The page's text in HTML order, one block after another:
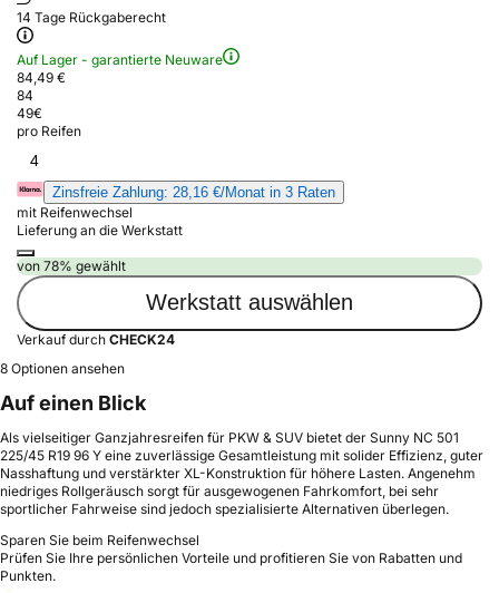
14 Tage Rückgaberecht
Auf Lager - garantierte Neuware
84,49 €
84
49€
pro Reifen
4
Zinsfreie Zahlung: 28,16 €/Monat in 3 Raten
mit Reifenwechsel
Lieferung an die Werkstatt
von 78% gewählt
Werkstatt auswählen
Verkauf durch CHECK24
8 Optionen ansehen
Auf einen Blick
Als vielseitiger Ganzjahresreifen für PKW & SUV bietet der Sunny NC 501
225/45 R19 96 Y eine zuverlässige Gesamtleistung mit solider Effizienz, guter
Nasshaftung und verstärkter XL-Konstruktion für höhere Lasten. Angenehm
niedriges Rollgeräusch sorgt für ausgewogenen Fahrkomfort, bei sehr
sportlicher Fahrweise sind jedoch spezialisierte Alternativen überlegen.
Sparen Sie beim Reifenwechsel
Prüfen Sie Ihre persönlichen Vorteile und profitieren Sie von Rabatten und
Punkten.